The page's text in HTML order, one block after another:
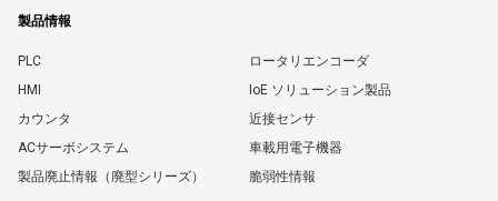
製品情報
PLC
ロータリエンコーダ
HMI
IoE ソリューション製品
カウンタ
近接センサ
ACサーボシステム
車載用電子機器
製品廃止情報（廃型シリーズ）
脆弱性情報